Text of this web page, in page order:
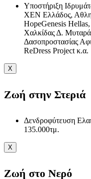
Υποστήριξη
ΧΕΝ Ελλάδος,
HopeGenesis
Χαλκίδας Δ.
Δασοπροστασίας
ReDress Project κ.α.
X
Ζωή στην Στεριά
Δενδροφύτευση
135.000τμ.
X
Ζωή στο Νερό